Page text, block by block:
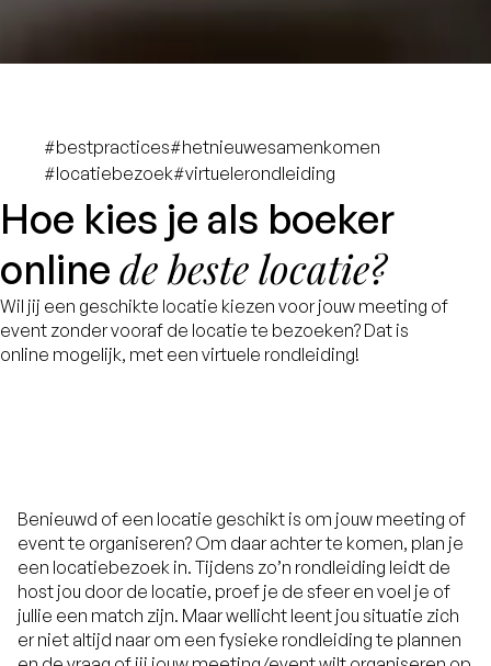
#bestpractices#hetnieuwesamenkomen
#locatiebezoek#virtuelerondleiding
Hoe kies je als boeker
online de beste locatie?
Wil jij een geschikte locatie kiezen voor jouw meeting of
event zonder vooraf de locatie te bezoeken? Dat is
online mogelijk, met een virtuele rondleiding!
Benieuwd of een locatie geschikt is om jouw meeting of
event te organiseren? Om daar achter te komen, plan je
een locatiebezoek in. Tijdens zo’n rondleiding leidt de
host jou door de locatie, proef je de sfeer en voel je of
jullie een match zijn. Maar wellicht leent jou situatie zich
er niet altijd naar om een fysieke rondleiding te plannen